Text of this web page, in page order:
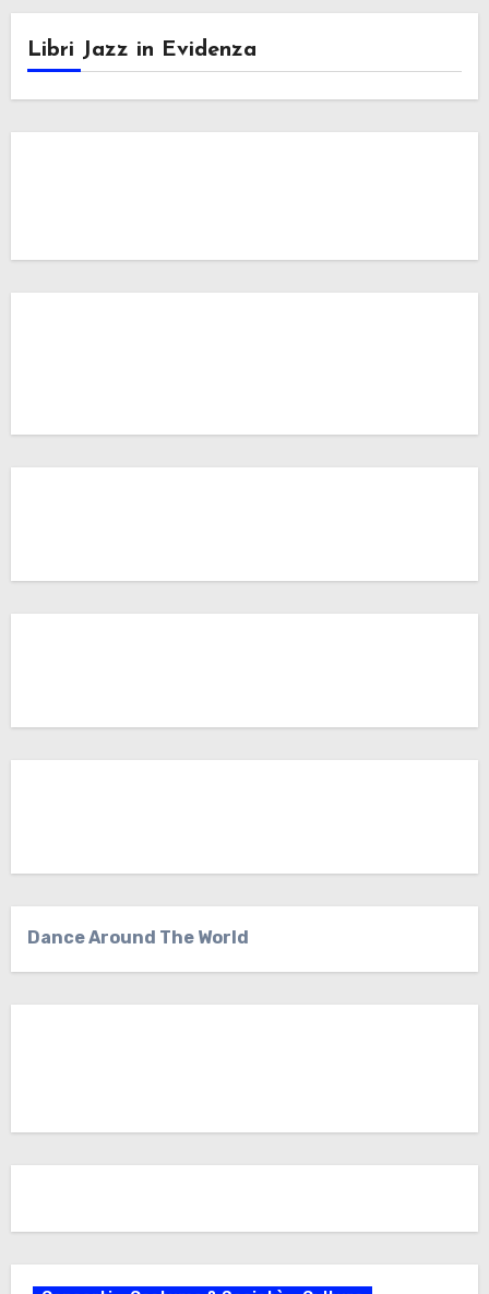
Libri Jazz in Evidenza
Dance Around The World